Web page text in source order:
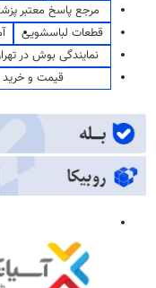
مرجع پاسخ معتبر
قطعات لباسشویی
نمایندگی بوش در
قیمت و